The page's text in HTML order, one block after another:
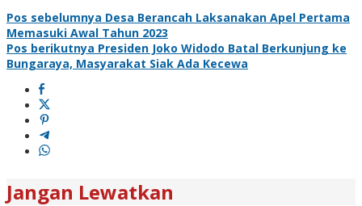
Pos sebelumnya Desa Berancah Laksanakan Apel Pertama
Memasuki Awal Tahun 2023
Pos berikutnya Presiden Joko Widodo Batal Berkunjung ke
Bungaraya, Masyarakat Siak Ada Kecewa
Jangan Lewatkan